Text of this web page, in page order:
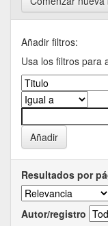
Añadir filtros:
Usa los filtros para
Resultados por
Autor/registro